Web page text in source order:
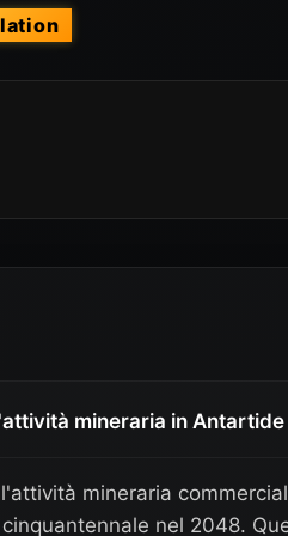
mineraria in
mineraria
nel 2048.